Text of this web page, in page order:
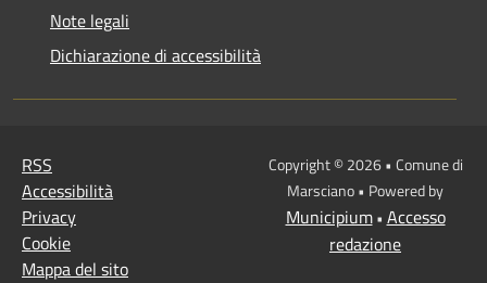
Note legali
Dichiarazione di accessibilità
RSS
Accessibilità
Privacy
Cookie
Mappa del sito
Copyright © 2026 • Comune di
Marsciano • Powered by
Municipium• Accesso
redazione